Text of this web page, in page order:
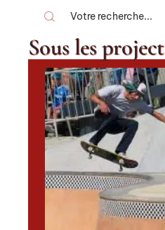
Sous les